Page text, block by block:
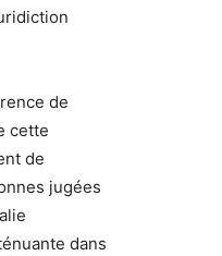
de
cette
de
jugées
dans